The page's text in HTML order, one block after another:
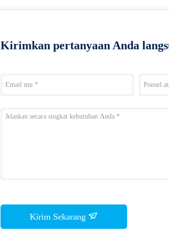
Kirimkan pertanyaan Anda
Kirim Sekarang